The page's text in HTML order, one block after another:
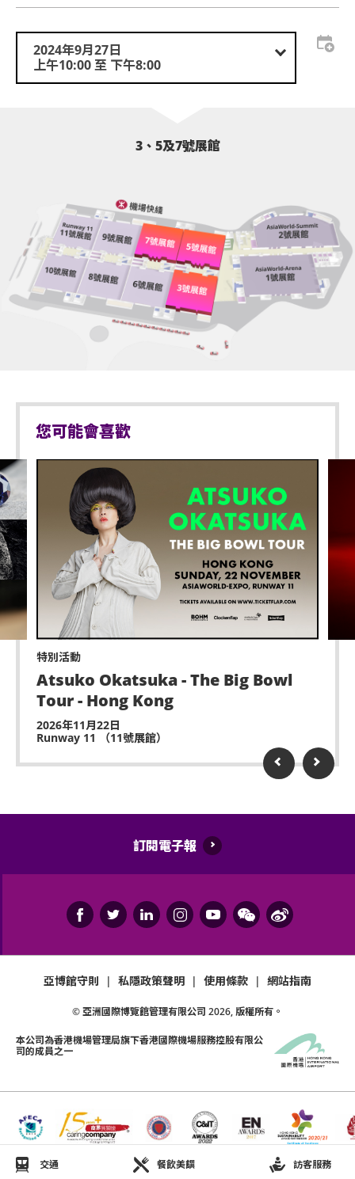
交通 餐飲美饌 訪客服務
2024年9月27日
上午10:00 至 下午8:00
3、5及7號展館
您可能會喜歡
特別活動
Atsuko Okatsuka - The Big Bowl
Tour - Hong Kong
2026年11月22日
Runway 11 （11號展館）
訂閱電子報
亞博館守則 | 私隱政策聲明 | 使用條款 | 網站指南
© 亞洲國際博覽館管理有限公司 2026, 版權所有。
本公司為香港機場管理局旗下香港國際機場服務控股有限公
司的成員之一